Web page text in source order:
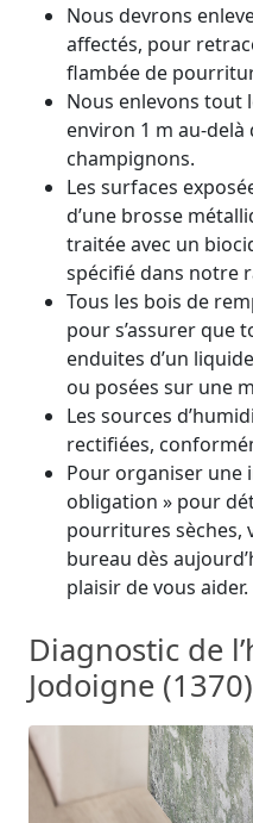
Nous devrons
affectés, pour
flambée de
Nous enlevons tout
environ 1 m au-delà
champignons.
Les surfaces
d’une brosse
traitée avec un
spécifié dans notre
Tous les bois de
pour s’assurer que
enduites d’un
ou posées sur une
Les sources
rectifiées,
Pour organiser une
obligation » pour
pourritures sèches,
bureau dès
plaisir de vous aider.
Diagnostic de
Jodoigne (1370)